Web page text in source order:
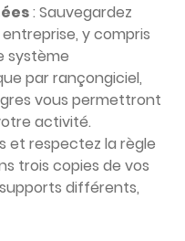
: Sauvegardez
y compris
système
par rançongiciel,
vous permettront
activité.
et respectez la règle
trois copies de vos
différents,